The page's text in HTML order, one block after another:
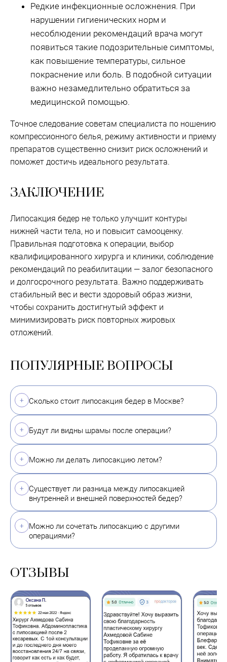
Редкие инфекционные осложнения. При
нарушении гигиенических норм и
несоблюдении рекомендаций врача могут
появиться такие подозрительные симптомы,
как повышение температуры, сильное
покраснение или боль. В подобной ситуации
важно незамедлительно обратиться за
медицинской помощью.
Точное следование советам специалиста по ношению
компрессионного белья, режиму активности и приему
препаратов существенно снизит риск осложнений и
поможет достичь идеального результата.
ЗАКЛЮЧЕНИЕ
Липосакция бедер не только улучшит контуры
нижней части тела, но и повысит самооценку.
Правильная подготовка к операции, выбор
квалифицированного хирурга и клиники, соблюдение
рекомендаций по реабилитации — залог безопасного
и долгосрочного результата. Важно поддерживать
стабильный вес и вести здоровый образ жизни,
чтобы сохранить достигнутый эффект и
минимизировать риск повторных жировых
отложений.
ПОПУЛЯРНЫЕ ВОПРОСЫ
Сколько стоит липосакция бедер в Москве?
Будут ли видны шрамы после операции?
Можно ли делать липосакцию летом?
Существует ли разница между липосакцией
внутренней и внешней поверхностей бедер?
Можно ли сочетать липосакцию с другими
операциями?
ОТЗЫВЫ